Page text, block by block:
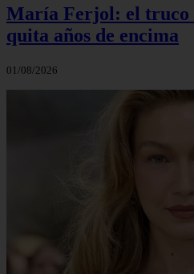
María Ferjol: el truco
quita años de encima
01/08/2026